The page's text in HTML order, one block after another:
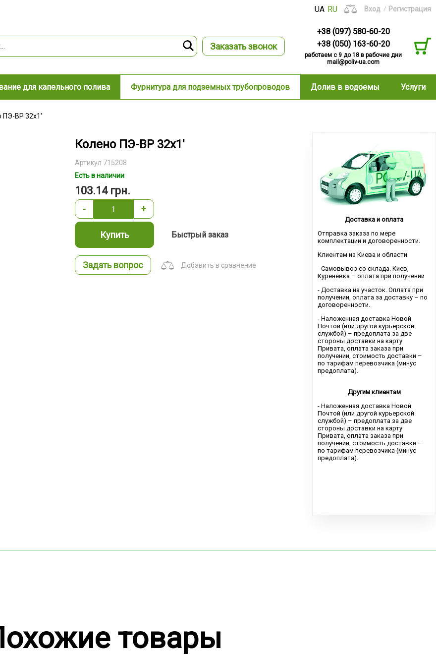
UA RU Вход Регистрация
Заказать звонок
+38 (097) 580-60-20
+38 (050) 163-60-20
работаем с 9 до 18 в рабочие дни
mail@poliv-ua.com
для капельного полива Фурнитура для подземных трубопроводов Долив в водоемы Услуги
ПЭ-ВР 32x1'
Колено ПЭ-ВР 32x1'
Артикул 715208
Есть в наличии
103.14 грн.
- +
Купить Быстрый заказ
Задать вопрос Добавить в сравнение
Доставка и оплата
Отправка заказа по мере
комплектации и договоренности.
Клиентам из Киева и области
- Самовывоз со склада. Киев,
Куреневка – оплата при получении
- Доставка на участок. Оплата при
получении, оплата за доставку – по
договоренности.
- Наложенная доставка Новой
Почтой (или другой курьерской
службой) – предоплата за две
стороны доставки на карту
Привата, оплата заказа при
получении, стоимость доставки –
по тарифам перевозчика (минус
предоплата).
Другим клиентам
- Наложенная доставка Новой
Почтой (или другой курьерской
службой) – предоплата за две
стороны доставки на карту
Привата, оплата заказа при
получении, стоимость доставки –
по тарифам перевозчика (минус
предоплата).
товары